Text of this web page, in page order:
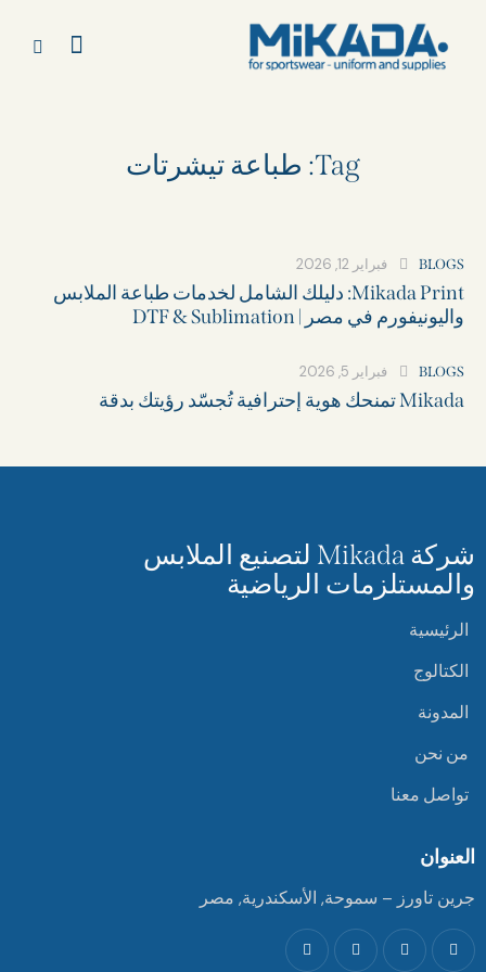
Tag: طباعة تيشرتات​
BLOGS فبراير 12, 2026
Mikada Print: دليلك الشامل لخدمات طباعة الملابس
واليونيفورم في مصر | DTF & Sublimation
BLOGS فبراير 5, 2026
Mikada تمنحك هوية إحترافية تُجسّد رؤيتك بدقة
شركة Mikada لتصنيع الملابس
والمستلزمات الرياضية
الرئيسية
الكتالوج
المدونة
من نحن
تواصل معنا
العنوان
جرين تاورز – سموحة, الأسكندرية, مصر